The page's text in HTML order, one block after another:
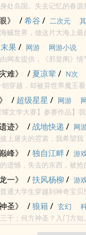
处岛国。失去记忆的春
》 /希谷 / 二次元
贼世界，做这片大海上
求票票
末果/ 网游
网游小说
网友提供，《邪皇阁》
免费提供末果最新清爽
难》 / 夏凉辈/ N次
朝穿越，却被异世界魔王
/ 超级星星 / 网游
耀文学大赛】参赛作品】
觉得《 网游之神装》还不
迹》 /战地快递 / 网
上屠夫的霓裳，我希望
峰》 /独自江畔/ 游
遗憾，失去的东西，被
一》 /扶风杨柳 / 游
通大学生穿越到神奇宝
圣》 /狼籍/ 玄幻
千；何方神圣？入门方
要忘记向您QQ群和微博里